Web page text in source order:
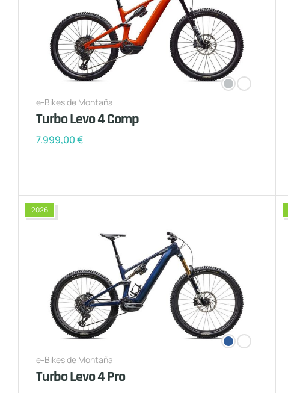
e-Bikes de Montaña
Turbo Levo 4 Comp
7.999,00€
2026
e-Bikes de Montaña
Turbo Levo 4 Pro